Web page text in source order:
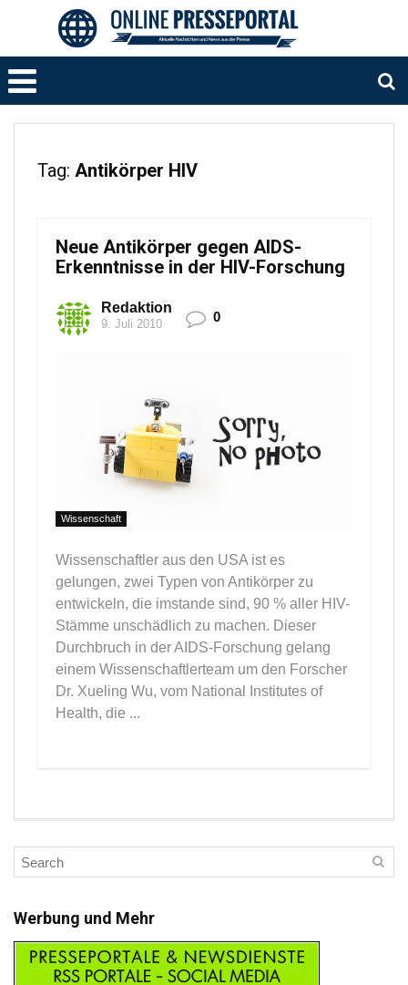
Tag: Antikörper HIV
Neue Antikörper gegen AIDS-
Erkenntnisse in der HIV-Forschung
Redaktion
9. Juli 2010 0
Wissenschaft
Wissenschaftler aus den USA ist es
gelungen, zwei Typen von Antikörper zu
entwickeln, die imstande sind, 90 % aller HIV-
Stämme unschädlich zu machen. Dieser
Durchbruch in der AIDS-Forschung gelang
einem Wissenschaftlerteam um den Forscher
Dr. Xueling Wu, vom National Institutes of
Health, die ...
Werbung und Mehr